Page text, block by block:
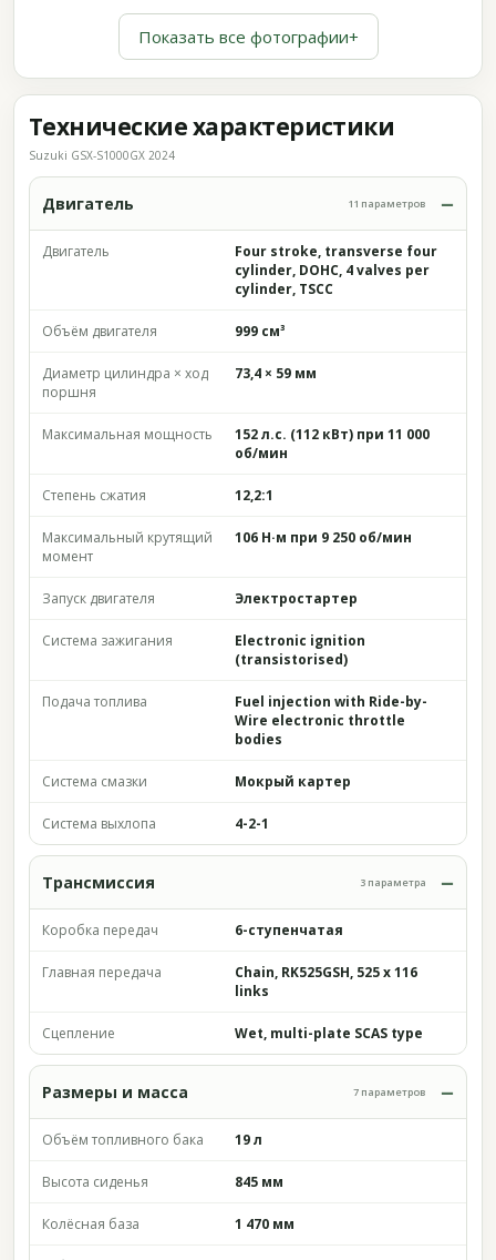
Показать все фотографии+
Технические характеристики
Suzuki GSX-S1000GX 2024
Двигатель 11 параметров
Двигатель
Four stroke, transverse four
cylinder, DOHC, 4 valves per
cylinder, TSCC
Объём двигателя 999 см³
Диаметр цилиндра × ход
поршня
73,4 × 59 мм
Максимальная мощность
152 л.с. (112 кВт) при 11 000
об/мин
Степень сжатия 12,2:1
Максимальный крутящий
момент
106 Н·м при 9 250 об/мин
Запуск двигателя Электростартер
Система зажигания
Electronic ignition
(transistorised)
Подача топлива
Fuel injection with Ride-by-
Wire electronic throttle
bodies
Система смазки Мокрый картер
Система выхлопа 4-2-1
Трансмиссия 3 параметра
Коробка передач 6-ступенчатая
Главная передача
Chain, RK525GSH, 525 x 116
links
Сцепление Wet, multi-plate SCAS type
Размеры и масса 7 параметров
Объём топливного бака 19 л
Высота сиденья 845 мм
Колёсная база 1 470 мм